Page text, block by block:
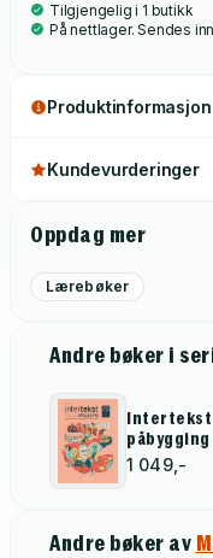
Tilgjengelig i 1 butikk
På nettlager. Sendes
Produktinformasjon
Kundevurderinger
Oppdag mer
Lærebøker
Andre bøker i
Intertekst
påbygging
1 049,-
Andre bøker av